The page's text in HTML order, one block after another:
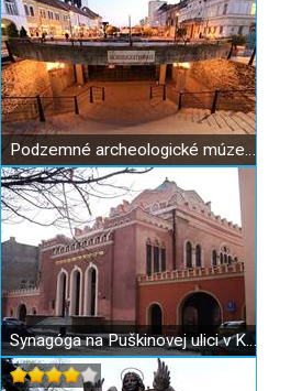
Podzemné archeologické múzeum Dolná brána Košice
Synagóga na Puškinovej ulici v Košiciach